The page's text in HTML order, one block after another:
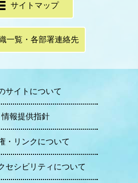
サイトマップ
一覧・各部署連絡先
サイトについて
情報提供指針
・リンクについて
セシビリティについて